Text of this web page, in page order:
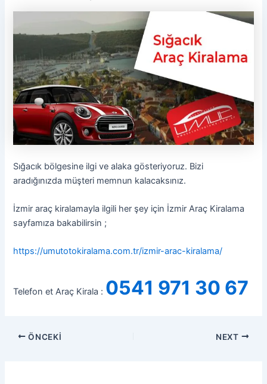
Sığacık bölgesine ilgi ve alaka gösteriyoruz. Bizi
aradığınızda müşteri memnun kalacaksınız.
İzmir araç kiralamayla ilgili her şey için İzmir Araç Kiralama
sayfamıza bakabilirsin ;
https://umutotokiralama.com.tr/izmir-arac-kiralama/
Telefon et Araç Kirala : 0541 971 30 67
ÖNCEKI NEXT